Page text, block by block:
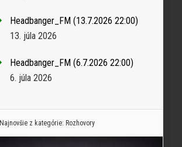
Headbanger_FM (13.7.2026 22:00)
13. júla 2026
Headbanger_FM (6.7.2026 22:00)
6. júla 2026
Najnovšie z kategórie: Rozhovory